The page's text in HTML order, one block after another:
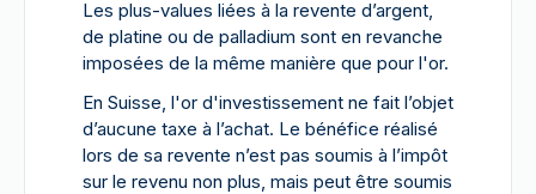
Les plus-values liées à la revente d’argent,
de platine ou de palladium sont en revanche
imposées de la même manière que pour l'or.
En Suisse, l'or d'investissement ne fait l’objet
d’aucune taxe à l’achat. Le bénéfice réalisé
lors de sa revente n’est pas soumis à l’impôt
sur le revenu non plus, mais peut être soumis